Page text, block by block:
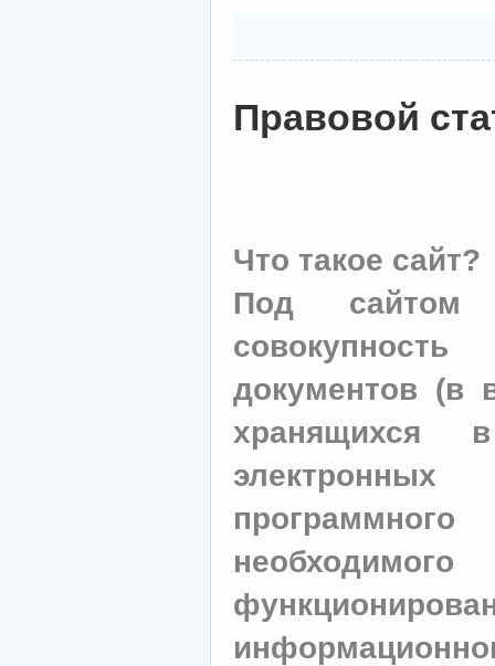
Правовой
Что такое сайт?
Под сайтом
документов (в
хранящихся
электронных